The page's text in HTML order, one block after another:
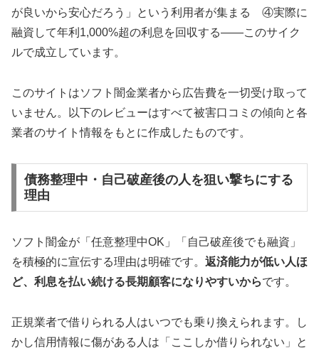
が良いから安心だろう」という利用者が集まる ④実際に
融資して年利1,000%超の利息を回収する——このサイク
ルで成立しています。
このサイトはソフト闇金業者から広告費を一切受け取って
いません。以下のレビューはすべて被害口コミの傾向と各
業者のサイト情報をもとに作成したものです。
債務整理中・自己破産後の人を狙い撃ちにする
理由
ソフト闇金が「任意整理中OK」「自己破産後でも融資」
を積極的に宣伝する理由は明確です。 返済能力が低い人ほ
ど、利息を払い続ける長期顧客になりやすいからです。
正規業者で借りられる人はいつでも乗り換えられます。し
かし信用情報に傷がある人は「ここしか借りられない」と